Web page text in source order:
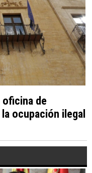
oficina de
ocupación ilegal